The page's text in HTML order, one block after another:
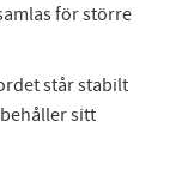
för större
står stabilt
sitt